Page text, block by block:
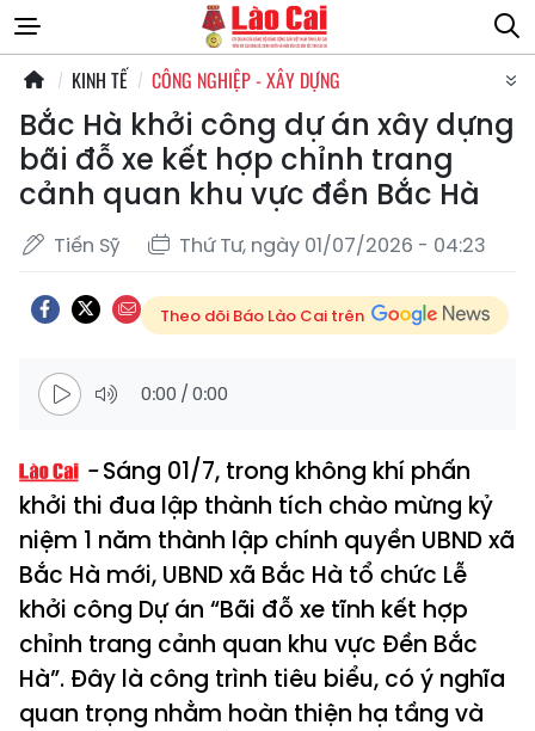
KINH TẾ CÔNG NGHIỆP - XÂY DỰNG
Bắc Hà khởi công dự án xây dựng
bãi đỗ xe kết hợp chỉnh trang
cảnh quan khu vực đền Bắc Hà
Tiến Sỹ Thứ Tư, ngày 01/07/2026 - 04:23
Theo dõi Báo Lào Cai trên
0:00 /0:00
Sáng 01/7, trong không khí phấn
khởi thi đua lập thành tích chào mừng kỷ
niệm 1 năm thành lập chính quyền UBND xã
Bắc Hà mới, UBND xã Bắc Hà tổ chức Lễ
khởi công Dự án “Bãi đỗ xe tĩnh kết hợp
chỉnh trang cảnh quan khu vực Đền Bắc
Hà”. Đây là công trình tiêu biểu, có ý nghĩa
quan trọng nhằm hoàn thiện hạ tầng và